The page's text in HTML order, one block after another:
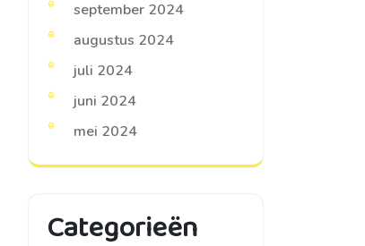
september 2024
augustus 2024
juli 2024
juni 2024
mei 2024
Categorieën